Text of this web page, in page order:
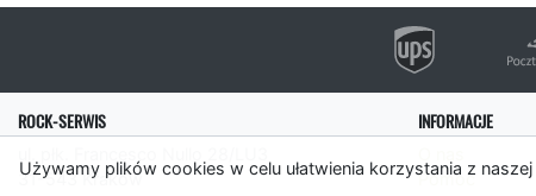
Używamy plików cookies w celu ułatwienia korzystania z
ROCK-SERWIS
31-543 Kraków
INFORMACJE
Pomoc